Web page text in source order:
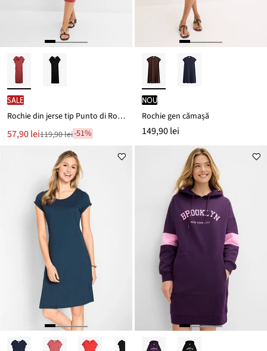
SALE
Rochie din jerse tip Punto di Roma
Noul
preț
57,90 lei
Reducere119,90 lei-51%
nou
Rochie gen cămașă
149,90 lei